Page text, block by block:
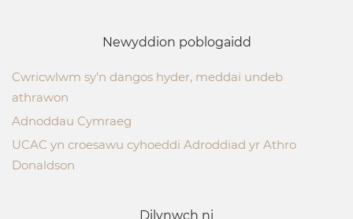
Newyddion poblogaidd
Cwricwlwm sy’n dangos hyder, meddai undeb
athrawon
Adnoddau Cymraeg
UCAC yn croesawu cyhoeddi Adroddiad yr Athro
Donaldson
Dilynwch ni